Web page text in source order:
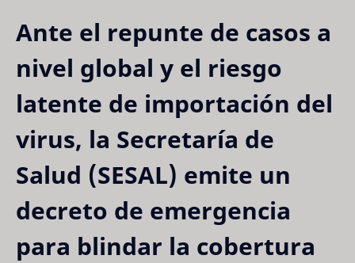
Ante el repunte de casos a
nivel global y el riesgo
latente de importación del
virus, la Secretaría de
Salud (SESAL) emite un
decreto de emergencia
para blindar la cobertura